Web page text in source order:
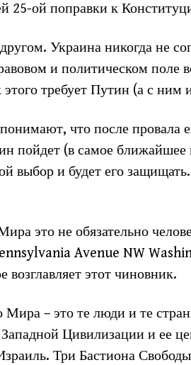
25-ой поправки к
Украина никогда не
и политическом поле
требует Путин (а с ним
что после провала
пойдет (в самое
выбор и будет его
это не обязательно
Avenue NW
возглавляет этот чиновник.
– это те люди и те
Цивилизации и ее
Три Бастиона